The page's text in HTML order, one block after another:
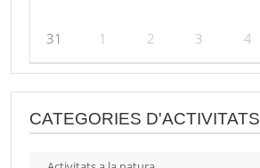
31 1 2 3 4
CATEGORIES D'ACTIVITATS